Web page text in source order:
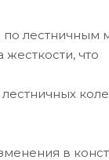
по лестничным
что
в